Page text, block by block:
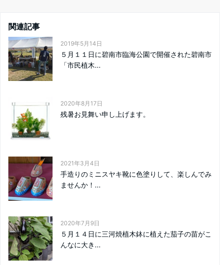
関連記事
2019年5月14日
５月１１日に碧南市臨海公園で開催された碧南市
「市民植木...
2020年8月17日
残暑お見舞い申し上げます。
2021年3月4日
手造りのミニスヤキ靴に色塗りして、楽しんでみ
ませんか！...
2020年7月9日
５月１４日に三河焼植木鉢に植えた茄子の苗がこ
んなに大き...